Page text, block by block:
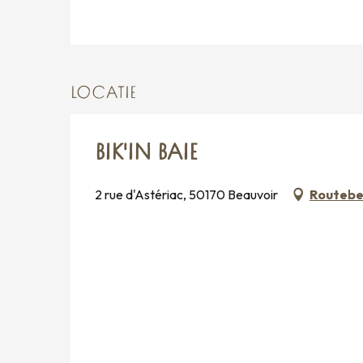
LOCATIE
BIK'IN BAIE
2 rue d'Astériac, 50170 Beauvoir